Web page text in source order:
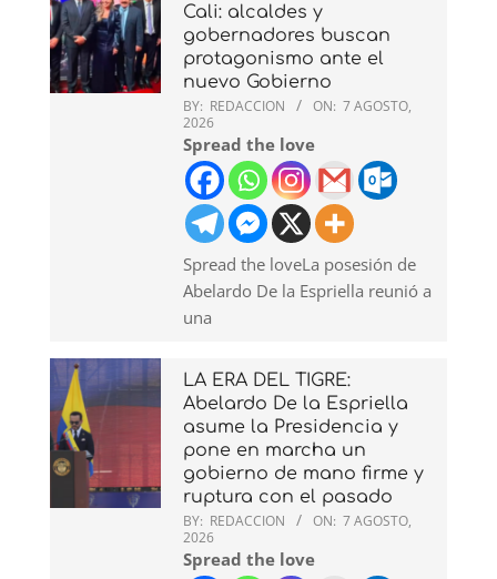
Cali: alcaldes y
gobernadores buscan
protagonismo ante el
nuevo Gobierno
BY: REDACCION ON: 7 AGOSTO,
2026
Spread the love
Spread the loveLa posesión de
Abelardo De la Espriella reunió a
una
LA ERA DEL TIGRE:
Abelardo De la Espriella
asume la Presidencia y
pone en marcha un
gobierno de mano firme y
ruptura con el pasado
BY: REDACCION ON: 7 AGOSTO,
2026
Spread the love